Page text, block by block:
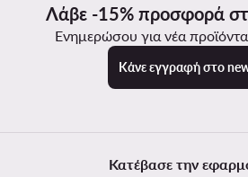
Λάβε -15% προσφορά
Ενημερώσου για νέα
Κάνε εγγραφή στο
Κατέβασε την